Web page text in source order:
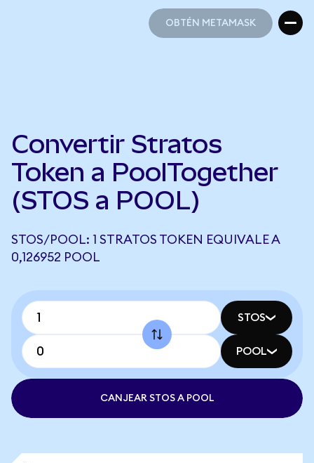
OBTÉN METAMASK
Convertir Stratos
Token a PoolTogether
(STOS a POOL)
STOS/POOL: 1 STRATOS TOKEN EQUIVALE A
0,126952 POOL
STOS
POOL
CANJEAR STOS A POOL